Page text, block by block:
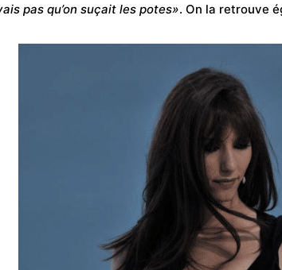
pas qu’on suçait les potes». On la retrouve